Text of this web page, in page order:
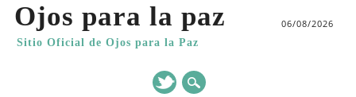
Ojos para la paz
Sitio Oficial de Ojos para la Paz
06/08/2026